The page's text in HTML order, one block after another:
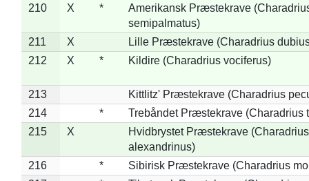
210
X *
Amerikansk Præstekrave
semipalmatus)
211
X
Lille Præstekrave (Charadrius
212
X * Kildire (Charadrius vociferus)
213
Kittlitz' Præstekrave (Charadrius
214
*
Trebåndet Præstekrave (Charadrius
215
X
Hvidbrystet Præstekrave (Charadrius
alexandrinus)
216
*
Sibirisk Præstekrave (Charadrius